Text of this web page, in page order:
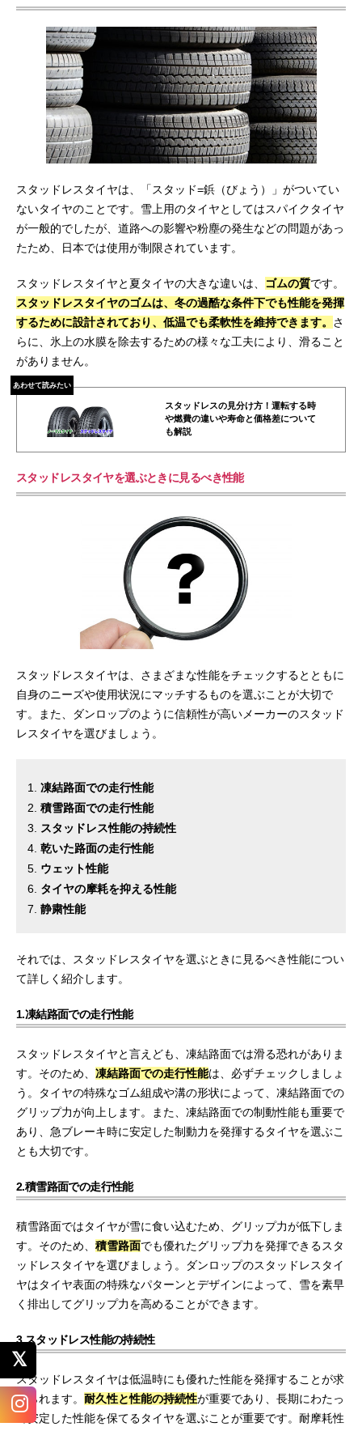
スタッドレスタイヤは、「スタッド=鋲（びょう）」がついてい
ないタイヤのことです。雪上用のタイヤとしてはスパイクタイヤ
が一般的でしたが、道路への影響や粉塵の発生などの問題があっ
たため、日本では使用が制限されています。
スタッドレスタイヤと夏タイヤの大きな違いは、 ゴムの質です。
スタッドレスタイヤのゴムは、冬の過酷な条件下でも性能を発揮
するために設計されており、低温でも柔軟性を維持できます。 さ
らに、氷上の水膜を除去するための様々な工夫により、滑ること
がありません。
あわせて読みたい
スタッドレスの見分け方！運転する時
や燃費の違いや寿命と価格差について
も解説
スタッドレスタイヤを選ぶときに見るべき性能
スタッドレスタイヤは、さまざまな性能をチェックするとともに
自身のニーズや使用状況にマッチするものを選ぶことが大切で
す。また、ダンロップのように信頼性が高いメーカーのスタッド
レスタイヤを選びましょう。
凍結路面での走行性能
積雪路面での走行性能
スタッドレス性能の持続性
乾いた路面の走行性能
ウェット性能
タイヤの摩耗を抑える性能
静粛性能
それでは、スタッドレスタイヤを選ぶときに見るべき性能につい
て詳しく紹介します。
1.凍結路面での走行性能
スタッドレスタイヤと言えども、凍結路面では滑る恐れがありま
す。そのため、 凍結路面での走行性能は、必ずチェックしましょ
う。タイヤの特殊なゴム組成や溝の形状によって、凍結路面での
グリップ力が向上します。また、凍結路面での制動性能も重要で
あり、急ブレーキ時に安定した制動力を発揮するタイヤを選ぶこ
とも大切です。
2.積雪路面での走行性能
積雪路面ではタイヤが雪に食い込むため、グリップ力が低下しま
す。そのため、 積雪路面でも優れたグリップ力を発揮できるスタ
ッドレスタイヤを選びましょう。ダンロップのスタッドレスタイ
ヤはタイヤ表面の特殊なパターンとデザインによって、雪を素早
く排出してグリップ力を高めることができます。
3.スタッドレス性能の持続性
スタッドレスタイヤは低温時にも優れた性能を発揮することが求
められます。 耐久性と性能の持続性が重要であり、長期にわたっ
て安定した性能を保てるタイヤを選ぶことが重要です。耐摩耗性